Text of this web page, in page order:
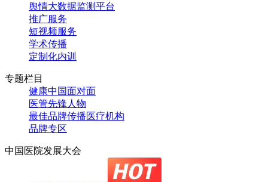
舆情大数据监测平台
推广服务
短视频服务
学术传播
定制化内训
专题栏目
健康中国面对面
医管先锋人物
最佳品牌传播医疗机构
品牌专区
中国医院发展大会